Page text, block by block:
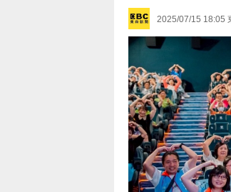
2025/07/15 18:05